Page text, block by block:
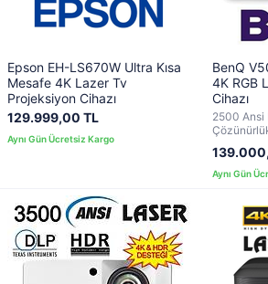
Epson EH-LS670W Ultra Kısa
Mesafe 4K Lazer Tv
Projeksiyon Cihazı
129.999,00 TL
BenQ
4K RGB
Cihazı
2500 Ansi